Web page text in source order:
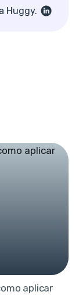
Huggy.
aplicar